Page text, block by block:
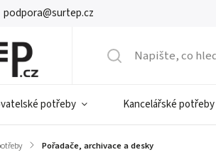
podpora@surtep.cz
potřeby Kancelářské potřeby
/ Pořadače, archivace a desky